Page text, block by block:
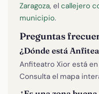
Zaragoza, el callejero
municipio.
Preguntas
¿Dónde está
Anfiteatro Xior está en
Consulta el mapa